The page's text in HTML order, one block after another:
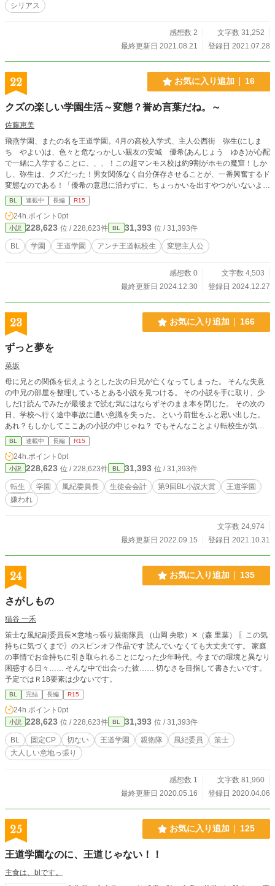
シリアス
感想数 2
文字数 31,252
最終更新日 2021.08.21
登録日 2021.07.28
22 お気に入り追加 16
クズの楽しい学園生活～変態？誉め言葉だね。～
佐藤恵美
飛燕学園、またの名を王道学園。4月の高校入学式、主人公西街 弥生(にしま
ち やよい)は、色々と危なっかしい親友の安城 優希(あんじょう ゆき)が心配
で一緒に入学することに、、、！この超マンモス校は約9割がホモの魔窟！しか
し、弥生は、クズだった！男女関係なく自分併存させることが、一番興奮するド
変態なのである！「優希の意思に沿わずに、ちょっかいを出すやつがいないよう
にしつつ、俺もあそぼーっと！ついでに、王道転校生が来たらいいんだけど、お
もしろいだろうし(笑）」 主人公は、クズですが全員を等しく愛しています。フ
ェミニストの男女みさかいないバージョンと思っていただければ...！優希に対し
ては、恋愛感情というより親愛です。 R15には一応しておきますが、そんな技
術があるかわからないのでもしかしたら途中で変えるかもですｗ
BL 連載中 長編 R15
24h.ポイント 0pt
小説 228,623 位 / 228,623件 BL 31,393 位 / 31,393件
BL 学園 王道学園 アンチ王道転校生 変態主人公
感想数 0
文字数 4,503
最終更新日 2024.12.30
登録日 2024.12.27
23 お気に入り追加 166
ずっと夢を
菜坂
母に兄との関係を伝えようとした次の日兄が亡くなってしまった。 そんな失意
の中兄の部屋を整理しているとある小説を見つける。 その小説を手に取り、少
しだけ読んでみたが最後まで読む気にはならずそのまま本を閉じた。 その次の
日、学校へ行く途中事故に遭い意識を失った。 という前世をふと思い出した。
あれ？もしかしてここあの小説の中じゃね？ でもそんなことより転校生が気に
入らない。俺にだけ当たりが強すぎない？！ 確かに俺はヤリ◯ンって言われて
るけどそれ、ただの噂だからね⁉︎
BL 連載中 長編 R15
24h.ポイント 0pt
小説 228,623 位 / 228,623件 BL 31,393 位 / 31,393件
転生 学園 風紀委員長 生徒会会計 第9回BL小説大賞
王道学園
嫌われ
文字数 24,974
最終更新日 2022.09.15
登録日 2021.10.31
24 お気に入り追加 135
さがしもの
猫谷 一禾
策士な風紀副委員長✕意地っ張り親衛隊員 （山岡 央歌）✕（森 里葉） 〖この気
持ちに気づくまで〗のスピンオフ作品です 読んでいなくても大丈夫です。 家庭
の事情でお金持ちに引き取られることになった少年時代。今までの環境と異なり
困惑する日々…… そんな中で出会った彼…… 切なさを目指して書きたいです。
予定ではＲ18要素は少ないです。
BL 完結 長編 R15
24h.ポイント 0pt
小説 228,623 位 / 228,623件 BL 31,393 位 / 31,393件
BL 固定CP 切ない 王道学園 親衛隊 風紀委員
策士
大人しい意地っ張り
感想数 1
文字数 81,960
最終更新日 2020.05.16
登録日 2020.04.06
25 お気に入り追加 125
王道学園なのに、王道じゃない！！
主食は、blです。